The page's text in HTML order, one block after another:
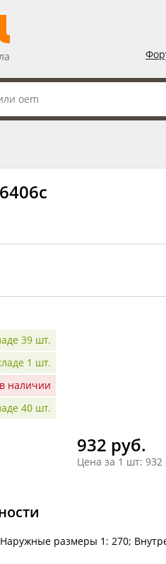
39 шт.
1 шт.
наличии
40 шт.
932 руб.
Цена за 1 шт: 932
размеры 1: 270;